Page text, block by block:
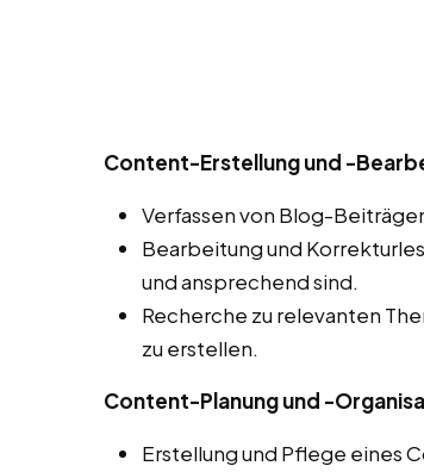
Content-Erstellung und -
Verfassen von Blog-
Bearbeitung und
und ansprechend sind.
Recherche zu relevanten
zu erstellen.
Content-Planung und -
Erstellung und Pflege eines